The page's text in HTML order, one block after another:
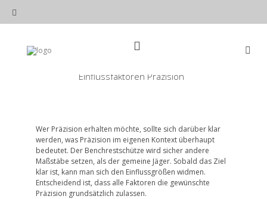
content
Search
Einflussfaktoren Präzision
Wer Präzision erhalten möchte, sollte sich darüber klar
werden, was Präzision im eigenen Kontext überhaupt
bedeutet. Der Benchrestschütze wird sicher andere
Maßstäbe setzen, als der gemeine Jäger. Sobald das Ziel
klar ist, kann man sich den Einflussgrößen widmen.
Entscheidend ist, dass alle Faktoren die gewünschte
Präzision grundsätzlich zulassen.